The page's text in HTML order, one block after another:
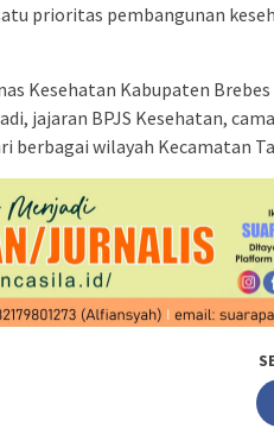
prioritas pembangunan
Kesehatan Kabupaten Brebes
jajaran BPJS Kesehatan,
berbagai wilayah Kecamatan